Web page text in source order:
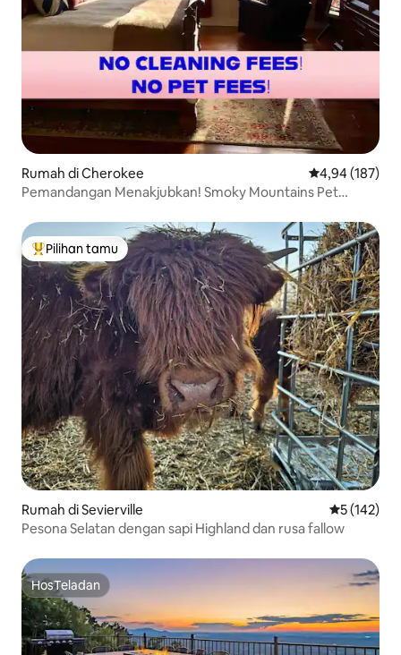
Rumah di Cherokee Nilai rata-rata
4,94 (187)
Pemandangan Menakjubkan! Smoky Mountains Pet
Pilihan tamu terpopuler
Pilihan tamu
Rumah di Sevierville Nilai rata-
5 (142)
Pesona Selatan dengan sapi Highland dan rusa fallow
HosTeladan
HosTeladan